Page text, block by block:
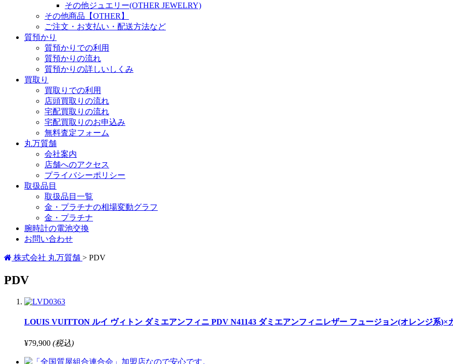
その他ジュエリー(OTHER JEWELRY)
その他商品【OTHER】
ご注文・お支払い・配送方法など
質預かり
質預かりでの利用
質預かりの流れ
質預かりの詳しいしくみ
買取り
買取りでの利用
店頭買取りの流れ
宅配買取りの流れ
宅配買取りのお申込み
無料査定フォーム
丸万質舗
会社案内
店舗へのアクセス
プライバシーポリシー
取扱品目
取扱品目一覧
金・プラチナの相場変動グラフ
金・プラチナ
腕時計の電池交換
お問い合わせ
株式会社 丸万質舗 > PDV
PDV
LOUIS VUITTON ルイ ヴィトン ダミエアンフィニ PDV N41143 ダミエアンフィニレザー フュージョン(オレンジ系)×
¥79,900 (税込)